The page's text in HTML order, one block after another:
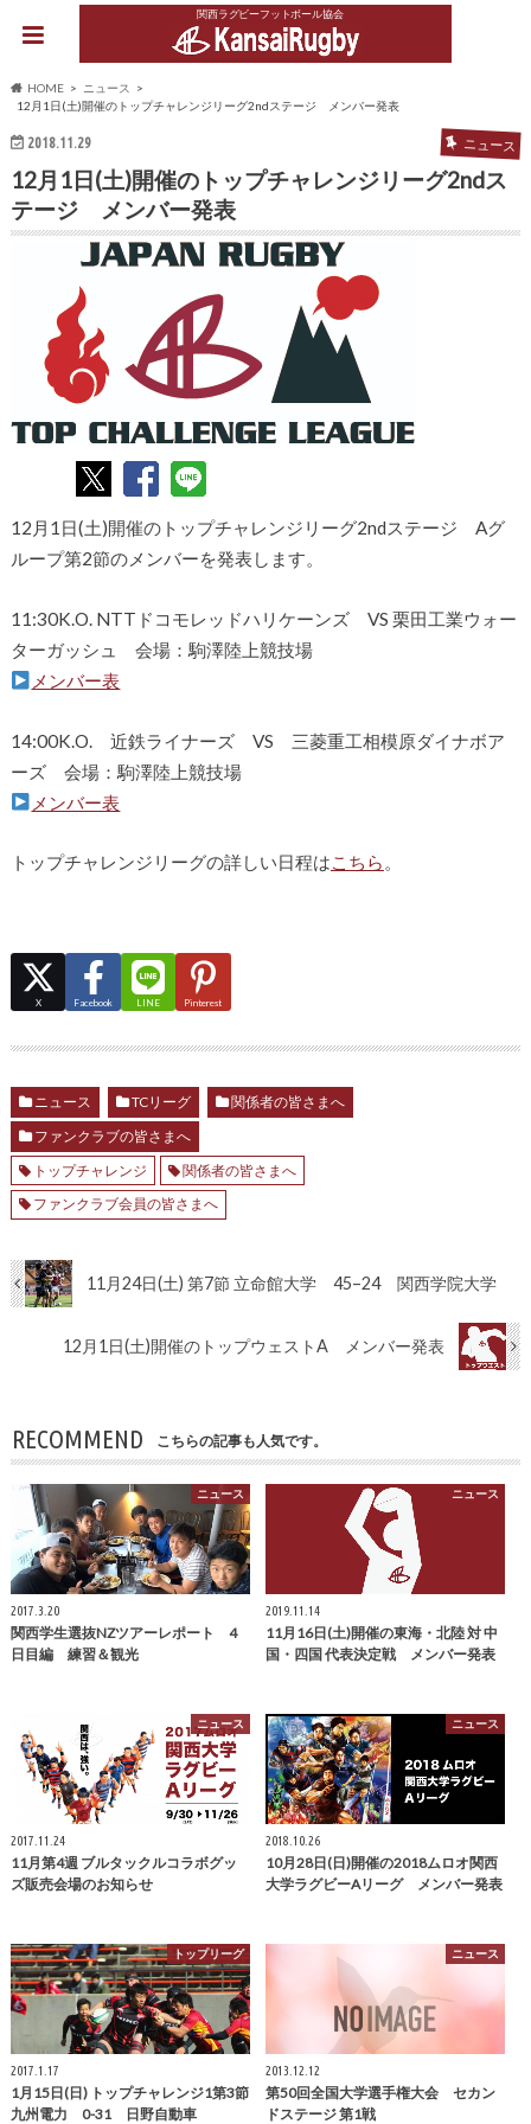
関西ラグビーフットボール協会
HOME
ニュース
12月1日(土)開催のトップチャレンジリーグ2ndステージ メンバー発表
2018.11.29 ニュース
12月1日(土)開催のトップチャレンジリーグ2ndス
テージ メンバー発表
12月1日(土)開催のトップチャレンジリーグ2ndステージ Aグ
ループ第2節のメンバーを発表します。
11:30K.O. NTTドコモレッドハリケーンズ VS 栗田工業ウォー
ターガッシュ 会場：駒澤陸上競技場
メンバー表
14:00K.O. 近鉄ライナーズ VS 三菱重工相模原ダイナボア
ーズ 会場：駒澤陸上競技場
メンバー表
トップチャレンジリーグの詳しい日程はこちら 。
X Facebook LINE Pinterest
ニュース TCリーグ
関係者の皆さまへ
ファンクラブの皆さまへ
トップチャレンジ
関係者の皆さまへ
ファンクラブ会員の皆さまへ
11月24日(土) 第7節 立命館大学 45–24 関西学院大学
12月1日(土)開催のトップウェストA メンバー発表
RECOMMEND こちらの記事も人気です。
ニュース
2017.3.20
関西学生選抜NZツアーレポート 4
日目編 練習＆観光
ニュース
2019.11.14
11月16日(土)開催の東海・北陸 対 中
国・四国 代表決定戦 メンバー発表
ニュース
2017.11.24
11月第4週 ブルタックルコラボグッ
ズ販売会場のお知らせ
ニュース
2018.10.26
10月28日(日)開催の2018ムロオ関西
大学ラグビーAリーグ メンバー発表
トップリーグ
2017.1.17
1月15日(日) トップチャレンジ1第3節
九州電力 0-31 日野自動車
ニュース
2013.12.12
第50回全国大学選手権大会 セカン
ドステージ 第1戦